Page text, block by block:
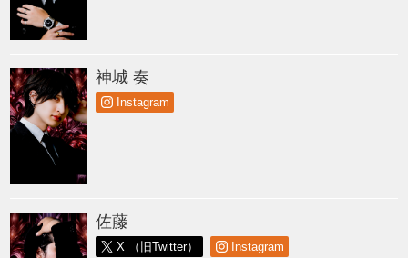
神城 奏
Instagram
佐藤
X （旧Twitter） Instagram